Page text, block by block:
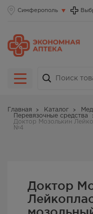
Симферополь
Главная Каталог
Перевязочные средства
Доктор Мозолькин
№4
Доктор